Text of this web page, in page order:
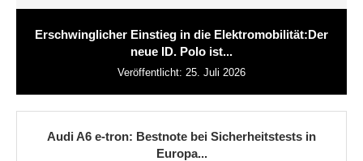
Erschwinglicher Einstieg in die Elektromobilität:Der
neue ID. Polo ist...
Veröffentlicht: 25. Juli 2026
Audi A6 e-tron: Bestnote bei Sicherheitstests in
Europa...